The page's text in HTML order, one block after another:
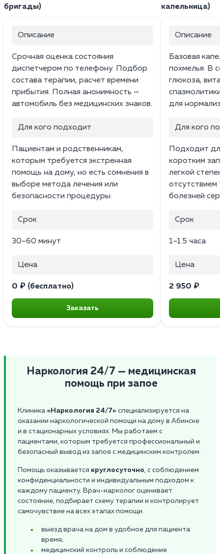
бригады)
Описание
Срочная оценка состояния
диспетчером по телефону. Подбор
состава терапии, расчет времени
прибытия. Полная анонимность —
автомобиль без медицинских знаков.
Для кого подходит
Пациентам и родственникам,
которым требуется экстренная
помощь на дому, но есть сомнения в
выборе метода лечения или
безопасности процедуры.
Срок
30–60 минут
Цена
0 ₽ (бесплатно)
Заказать
капельница)
Описание
Базовая
похмелья. В
глюкоза,
для
Для кого
Подходит
коротким
легкой
отсутствием
болезней
Срок
1–1.5 часа
Цена
2 950 ₽
Наркология 24/7 — медицинская
помощь при запое
Клиника «Наркология 24/7» специализируется на
оказании наркологической помощи на дому в Абинске
и в стационарных условиях. Мы работаем с
пациентами, которым требуется профессиональный и
безопасный вывод из запоя с медицинским контролем.
Помощь оказывается круглосуточно, с соблюдением
конфиденциальности и индивидуальным подходом к
каждому пациенту. Врач-нарколог оценивает
состояние, подбирает схему терапии и контролирует
самочувствие на всех этапах помощи.
выезд врача на дом в удобное для пациента
время;
медицинский контроль и соблюдение